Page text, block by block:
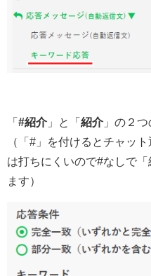
「 #紹介 」と「 紹介 」の２
（「#」を付けるとチャッ
は打ちにくいので#なしで
ます）